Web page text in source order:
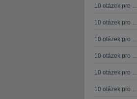
10 otázek pro
10 otázek pro
10 otázek pro
10 otázek pro
10 otázek pro
10 otázek pro